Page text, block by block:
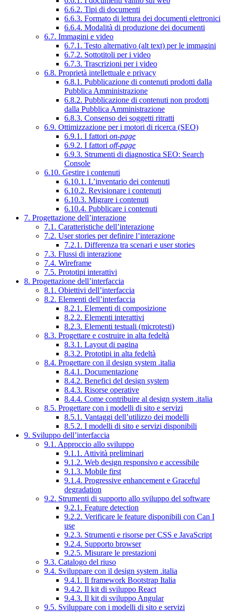
6.6.2. Tipi di documenti
6.6.3. Formato di lettura dei documenti elettronici
6.6.4. Modalità di produzione dei documenti
6.7. Immagini e video
6.7.1. Testo alternativo (alt text) per le immagini
6.7.2. Sottotitoli per i video
6.7.3. Trascrizioni per i video
6.8. Proprietà intellettuale e privacy
6.8.1. Pubblicazione di contenuti prodotti dalla
Pubblica Amministrazione
6.8.2. Pubblicazione di contenuti non prodotti
dalla Pubblica Amministrazione
6.8.3. Consenso dei soggetti ritratti
6.9. Ottimizzazione per i motori di ricerca (SEO)
6.9.1. I fattori on-page
6.9.2. I fattori off-page
6.9.3. Strumenti di diagnostica SEO: Search
Console
6.10. Gestire i contenuti
6.10.1. L’inventario dei contenuti
6.10.2. Revisionare i contenuti
6.10.3. Migrare i contenuti
6.10.4. Pubblicare i contenuti
7. Progettazione dell’interazione
7.1. Caratteristiche dell’interazione
7.2. User stories per definire l’interazione
7.2.1. Differenza tra scenari e user stories
7.3. Flussi di interazione
7.4. Wireframe
7.5. Prototipi interattivi
8. Progettazione dell’interfaccia
8.1. Obiettivi dell’interfaccia
8.2. Elementi dell’interfaccia
8.2.1. Elementi di composizione
8.2.2. Elementi interattivi
8.2.3. Elementi testuali (microtesti)
8.3. Progettare e costruire in alta fedeltà
8.3.1. Layout di pagina
8.3.2. Prototipi in alta fedeltà
8.4. Progettare con il design system .italia
8.4.1. Documentazione
8.4.2. Benefici del design system
8.4.3. Risorse operative
8.4.4. Come contribuire al design system .italia
8.5. Progettare con i modelli di sito e servizi
8.5.1. Vantaggi dell’utilizzo dei modelli
8.5.2. I modelli di sito e servizi disponibili
9. Sviluppo dell’interfaccia
9.1. Approccio allo sviluppo
9.1.1. Attività preliminari
9.1.2. Web design responsivo e accessibile
9.1.3. Mobile first
9.1.4. Progressive enhancement e Graceful
degradation
9.2. Strumenti di supporto allo sviluppo del software
9.2.1. Feature detection
9.2.2. Verificare le feature disponibili con Can I
use
9.2.3. Strumenti e risorse per CSS e JavaScript
9.2.4. Supporto browser
9.2.5. Misurare le prestazioni
9.3. Catalogo del riuso
9.4. Sviluppare con il design system .italia
9.4.1. Il framework Bootstrap Italia
9.4.2. Il kit di sviluppo React
9.4.3. Il kit di sviluppo Angular
9.5. Sviluppare con i modelli di sito e servizi